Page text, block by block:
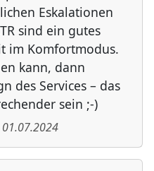
Eskalationen
sind ein gutes
im Komfortmodus.
kann, dann
des Services – das
sein ;-)
01.07.2024